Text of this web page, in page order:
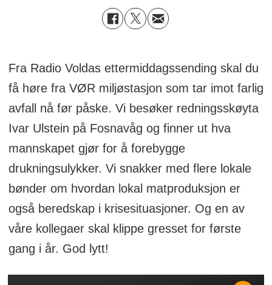
Fra Radio Voldas ettermiddagssending skal du
få høre fra VØR miljøstasjon som tar imot farlig
avfall nå før påske. Vi besøker redningsskøyta
Ivar Ulstein på Fosnavåg og finner ut hva
mannskapet gjør for å forebygge
drukningsulykker. Vi snakker med flere lokale
bønder om hvordan lokal matproduksjon er
også beredskap i krisesituasjoner. Og en av
våre kollegaer skal klippe gresset for første
gang i år. God lytt!